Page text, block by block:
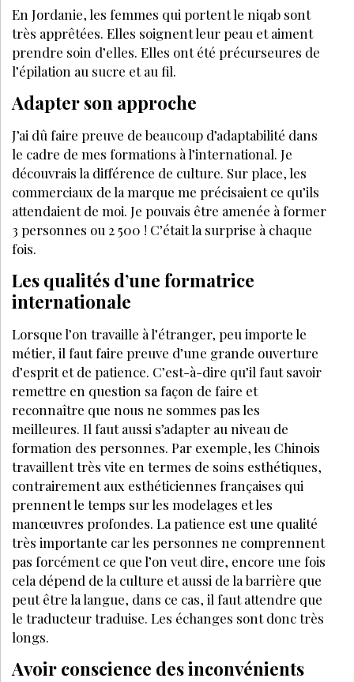
En Jordanie, les femmes qui portent le niqab sont
très apprêtées. Elles soignent leur peau et aiment
prendre soin d’elles. Elles ont été précurseures de
l’épilation au sucre et au fil.
Adapter son approche
J’ai dû faire preuve de beaucoup d’adaptabilité dans
le cadre de mes formations à l’international. Je
découvrais la différence de culture. Sur place, les
commerciaux de la marque me précisaient ce qu’ils
attendaient de moi. Je pouvais être amenée à former
3 personnes ou 2 500 ! C’était la surprise à chaque
fois.
Les qualités d’une formatrice
internationale
Lorsque l’on travaille à l’étranger, peu importe le
métier, il faut faire preuve d’une grande ouverture
d’esprit et de patience. C’est-à-dire qu’il faut savoir
remettre en question sa façon de faire et
reconnaître que nous ne sommes pas les
meilleures. Il faut aussi s’adapter au niveau de
formation des personnes. Par exemple, les Chinois
travaillent très vite en termes de soins esthétiques,
contrairement aux esthéticiennes françaises qui
prennent le temps sur les modelages et les
manœuvres profondes. La patience est une qualité
très importante car les personnes ne comprennent
pas forcément ce que l’on veut dire, encore une fois
cela dépend de la culture et aussi de la barrière que
peut être la langue, dans ce cas, il faut attendre que
le traducteur traduise. Les échanges sont donc très
longs.
Avoir conscience des inconvénients